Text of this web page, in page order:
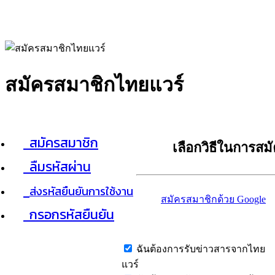
สมัครสมาชิกไทยแวร์
สมัครสมาชิก
ลืมรหัสผ่าน
ส่งรหัสยืนยันการใช้งาน
กรอกรหัสยืนยัน
เลือกวิธีในการส
สมัครสมาชิกด้วย Google
ฉันต้องการรับข่าวสารจากไทย
แวร์